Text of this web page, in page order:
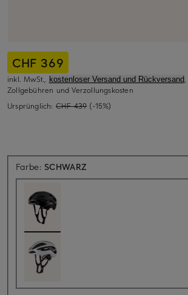
CHF 369
inkl. MwSt., kostenloser Versand und Rückversand,
Zollgebühren und Verzollungskosten
Ursprünglich: CHF 439 (-15%)
Farbe: SCHWARZ